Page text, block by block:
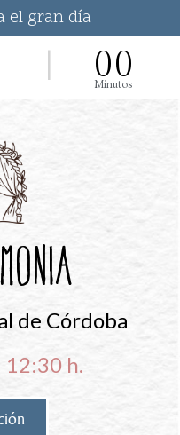
el gran día
00
Minutos
de Córdoba
12:30 h.